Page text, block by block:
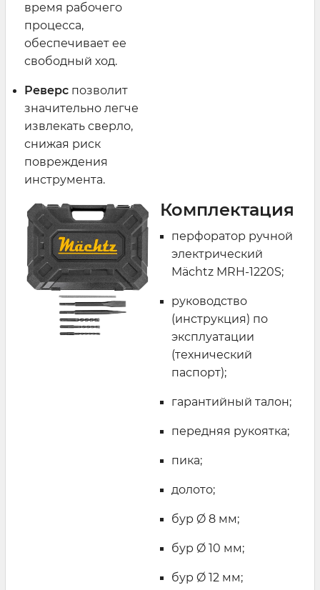
время рабочего
процесса,
обеспечивает ее
свободный ход.
Реверс позволит
значительно легче
извлекать сверло,
снижая риск
повреждения
инструмента.
Комплектация
перфоратор ручной
электрический
Mächtz MRH-1220S;
руководство
(инструкция) по
эксплуатации
(технический
паспорт);
гарантийный талон;
передняя рукоятка;
пика;
долото;
бур Ø 8 мм;
бур Ø 10 мм;
бур Ø 12 мм;